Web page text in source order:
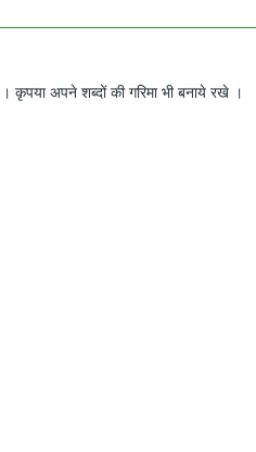
अपने शब्दों की गरिमा भी बनाये रखे ।